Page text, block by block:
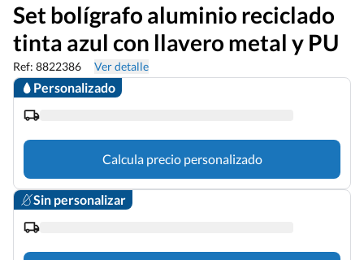
Set bolígrafo aluminio reciclado
tinta azul con llavero metal y PU
Ref: 8822386 Ver detalle
Personalizado
Calcula precio personalizado
Sin personalizar